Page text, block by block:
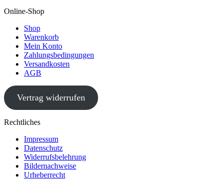
Online-Shop
Shop
Warenkorb
Mein Konto
Zahlungsbedingungen
Versandkosten
AGB
Vertrag widerrufen
Rechtliches
Impressum
Datenschutz
Widerrufsbelehrung
Bildernachweise
Urheberrecht